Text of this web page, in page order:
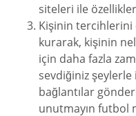
siteleri ile
Kişinin tercihlerini
kurarak, kişinin
için daha fazla
sevdiğiniz
bağlantılar
unutmayın futbol